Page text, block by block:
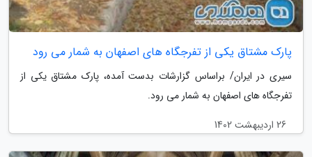
پارک مشتاق یکی از تفرجگاه های اصفهان به شمار می رود
سیری در ایران/ براساس گزارشات بدست آمده، پارک مشتاق یکی از
تفرجگاه های اصفهان به شمار می رود.
26 اردیبهشت 1402